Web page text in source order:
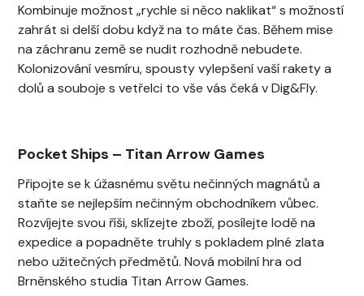
Kombinuje možnost „rychle si něco naklikat“ s možností
zahrát si delší dobu když na to máte čas. Během mise
na záchranu země se nudit rozhodně nebudete.
Kolonizování vesmíru, spousty vylepšení vaší rakety a
dolů a souboje s vetřelci to vše vás čeká v Dig&Fly.
Pocket Ships – Titan Arrow Games
Připojte se k úžasnému světu nečinných magnátů a
staňte se nejlepším nečinným obchodníkem vůbec.
Rozvíjejte svou říši, sklízejte zboží, posílejte lodě na
expedice a popadněte truhly s pokladem plné zlata
nebo užitečných předmětů. Nová mobilní hra od
Brněnského studia Titan Arrow Games.